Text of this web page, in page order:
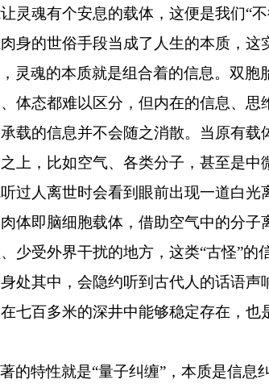
灵魂有个安息的载体，这便是我们“
身的世俗手段当成了人生的本质，这
灵魂的本质就是组合着的信息。双胞
体态都难以区分，但内在的信息、
载的信息并不会随之消散。当原有
上，比如空气、各类分子，甚至是
过人离世时会看到眼前出现一道白
体即脑细胞载体，借助空气中的分子
少受外界干扰的地方，这类“古怪”的
处其中，会隐约听到古代人的话语
七百多米的深井中能够稳定存在，也
的特性就是“量子纠缠”，本质是信息